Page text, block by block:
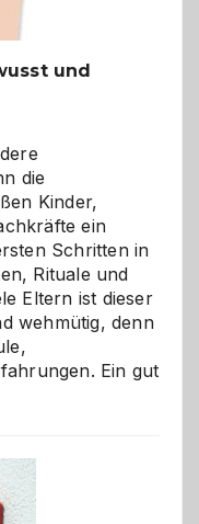
und
die
Kinder,
ein
Schritten in
Rituale und
Eltern ist dieser
wehmütig, denn
Ein gut